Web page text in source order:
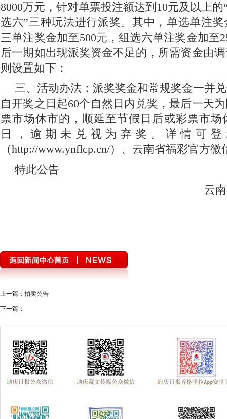
8000万元，针对单票投注额达到10元及以上的
选六”三种玩法进行派奖。其中，单选单注奖
三单注奖金加至500元，组选六单注奖金加至
后一期如出现派奖资金不足的，所需资金由
则设置如下：
三、活动办法：派奖奖金和常规奖金一并
自开奖之日起60个自然日内兑奖，最后一天
票市场休市的，顺延至节假日后或彩票市场
日，逾期未兑视为弃奖。详情可
（http://www.ynflcp.cn/）、云南省福彩官方微
特此公告
云
上一篇： 拍卖公告
下一篇：